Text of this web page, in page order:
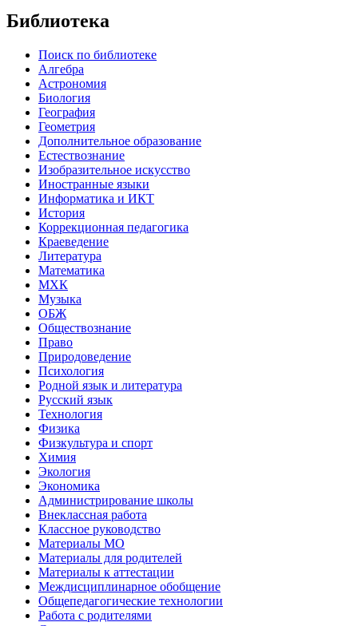
Библиотека
Поиск по библиотеке
Алгебра
Астрономия
Биология
География
Геометрия
Дополнительное образование
Естествознание
Изобразительное искусство
Иностранные языки
Информатика и ИКТ
История
Коррекционная педагогика
Краеведение
Литература
Математика
МХК
Музыка
ОБЖ
Обществознание
Право
Природоведение
Психология
Родной язык и литература
Русский язык
Технология
Физика
Физкультура и спорт
Химия
Экология
Экономика
Администрирование школы
Внеклассная работа
Классное руководство
Материалы МО
Материалы для родителей
Материалы к аттестации
Междисциплинарное обобщение
Общепедагогические технологии
Работа с родителями